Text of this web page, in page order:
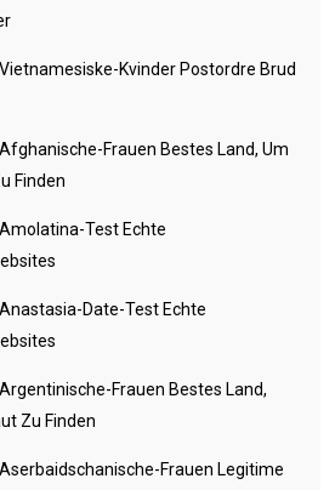
Kvinder Postordre Brud
Frauen Bestes Land, Um
Finden
Test Echte
Date-Test Echte
Frauen Bestes Land,
Zu Finden
Frauen Legitime